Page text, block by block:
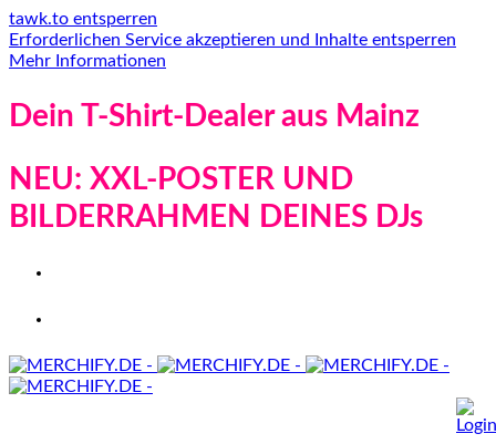
tawk.to entsperren
Erforderlichen Service akzeptieren und Inhalte entsperren
Mehr Informationen
Dein T-Shirt-Dealer aus Mainz
NEU: XXL-POSTER UND
BILDERRAHMEN DEINES DJs